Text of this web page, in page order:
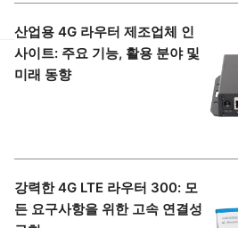
산업용 4G 라우터 제조업체 인
사이트: 주요 기능, 활용 분야 및
미래 동향
강력한 4G LTE 라우터 300: 모
든 요구사항을 위한 고속 연결성